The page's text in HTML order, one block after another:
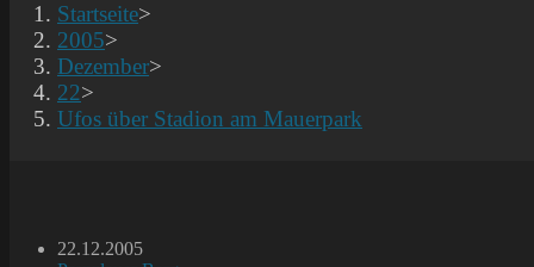
Startseite>
2005>
Dezember>
22>
Ufos über Stadion am Mauerpark
Beitrag
22.12.2005